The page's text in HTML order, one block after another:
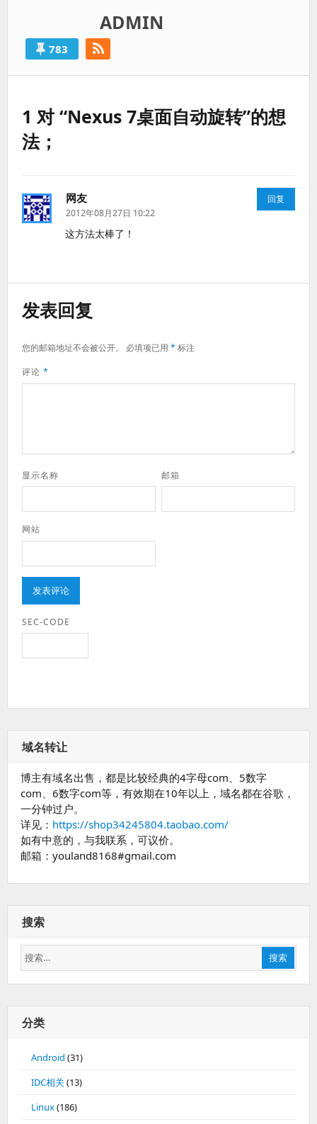
ADMIN
783
1 对 “Nexus 7桌面自动旋转”的想
法；
网友
道：
2012年08月27日 10:22
这方法太棒了！
回复
发表回复
您的邮箱地址不会被公开。 必填项已用 *标注
评论 *
显示名称 邮箱
网站
SEC-CODE
域名转让
博主有域名出售，都是比较经典的4字母com、5数字
com、6数字com等，有效期在10年以上，域名都在谷歌，
一分钟过户。
详见： https://shop34245804.taobao.com/
如有中意的，与我联系，可议价。
邮箱：youland8168#gmail.com
搜索
搜
索：
搜索
分类
Android (31)
IDC相关(13)
Linux(186)